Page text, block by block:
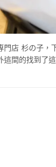
門店 杉の子，
這間的找到了